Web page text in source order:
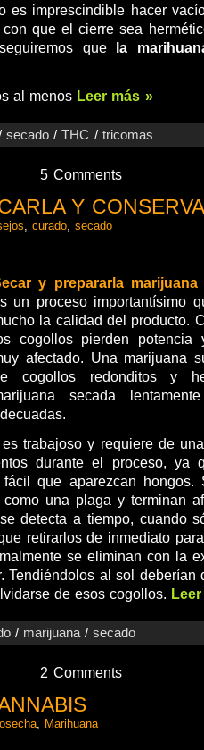
es imprescindible hacer
con que el cierre sea
que la
al menos Leer más »
secado /THC / tricomas
5 Comments
Y
,curado ,secado
y prepararla marijuana
un proceso importantísimo
la calidad del producto.
cogollos pierden
afectado. Una marijuana
cogollos redonditos y
secada
trabajoso y requiere de
durante el proceso, ya
que aparezcan hongos.
una plaga y terminan
detecta a tiempo, cuando
retirarlos de inmediato
se eliminan con la
Tendiéndolos al sol deberían
de esos cogollos.
/ marijuana /secado
2 Comments
, Marihuana